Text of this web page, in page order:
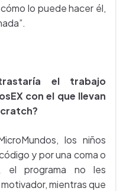
lo puede hacer él,
el trabajo
con el que llevan
los niños
y por una coma o
el programa no les
mientras que